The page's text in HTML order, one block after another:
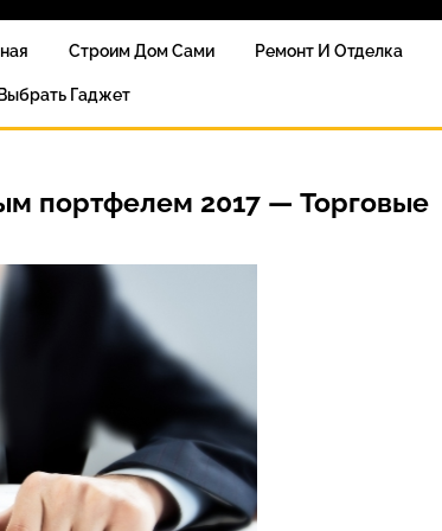
Строим Дом Сами Ремонт И Отделка
Гаджет
портфелем 2017 — Торговые